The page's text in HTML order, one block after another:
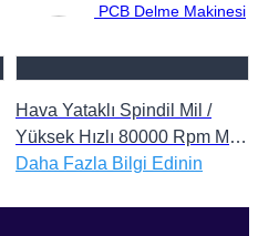
PCB Delme Makinesi
Hava Yataklı Spindil Mil /
Yüksek Hızlı 80000 Rpm Mil
West Wind 1722 Spindil Mil
Daha Fazla Bilgi Edinin